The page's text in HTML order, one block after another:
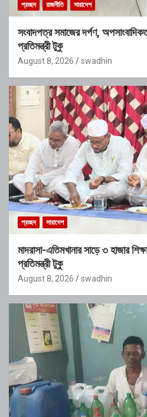
প্রচ্ছদ রাজনীতি সারাদেশ
সংবাদপত্র সমাজের দর্পণ,
প্রতিমন্ত্রী টুকু
August 8, 2026 swadhin
প্রচ্ছদ সারাদেশ
মাদরাসা-এতিমখানার সাড়ে ৩ হাজার
প্রতিমন্ত্রী টুকু
August 8, 2026 swadhin